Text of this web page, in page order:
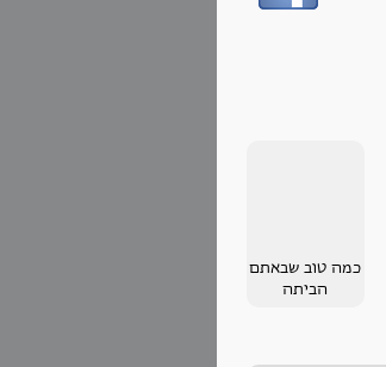
כמה טוב שבאתם
הביתה